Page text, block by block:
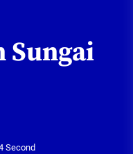
Sungai
Second